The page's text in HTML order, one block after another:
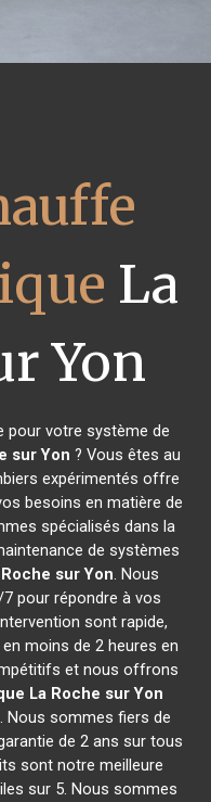
La
Yon
pour votre système de
sur Yon ? Vous êtes au
expérimentés offre
besoins en matière de
spécialisés dans la
de systèmes
Roche sur Yon. Nous
pour répondre à vos
sont rapide,
moins de 2 heures en
et nous offrons
La Roche sur Yon
Nous sommes fiers de
de 2 ans sur tous
sont notre meilleure
sur 5. Nous sommes